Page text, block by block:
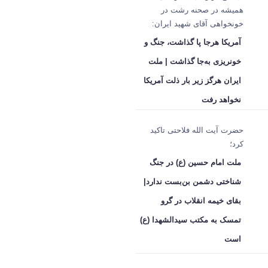
همیشه در صحنه رشت در
خونخواهی آقای شهید ایران:
آمریکا هرجا پا گذاشت، جنگ و
خونریزی به‌جا گذاشت | ملت
ایران هرگز زیر بار ذلت آمریکا
نخواهد رفت
حضرت آیت الله فلاحتی تاکید
کرد؛
ملت امام حسین (ع) در جنگ
شناختی دشمن بن‌بست ندارد|
بقای خیمه انقلاب در گرو
تمسک به مکتب سیدالشهدا (ع)
است